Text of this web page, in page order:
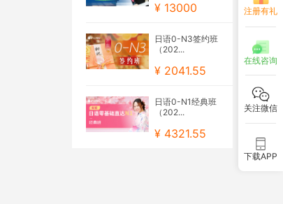
¥ 13000
日语0-N3签约班
（202...
¥ 2041.55
日语0-N1经典班
（202...
¥ 4321.55
注册有礼
在线咨询
关注微信
下载APP